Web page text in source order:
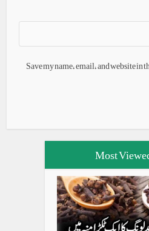
Save my name, email, and website
Most